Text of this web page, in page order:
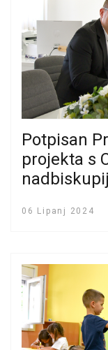
Potpisan
projekta s
06 Lipanj 2024